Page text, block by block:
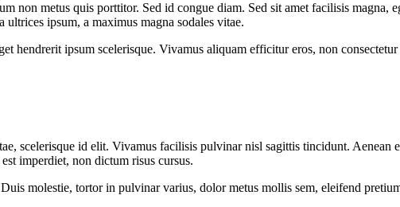
non metus quis porttitor. Sed id congue diam. Sed sit amet facilisis
ipsum, a maximus magna sodales vitae.
hendrerit ipsum scelerisque. Vivamus aliquam efficitur eros, non
scelerisque id elit. Vivamus facilisis pulvinar nisl sagittis tincidunt. Aenean
imperdiet, non dictum risus cursus.
molestie, tortor in pulvinar varius, dolor metus mollis sem, eleifend